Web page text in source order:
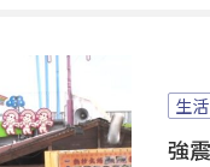
生活
強